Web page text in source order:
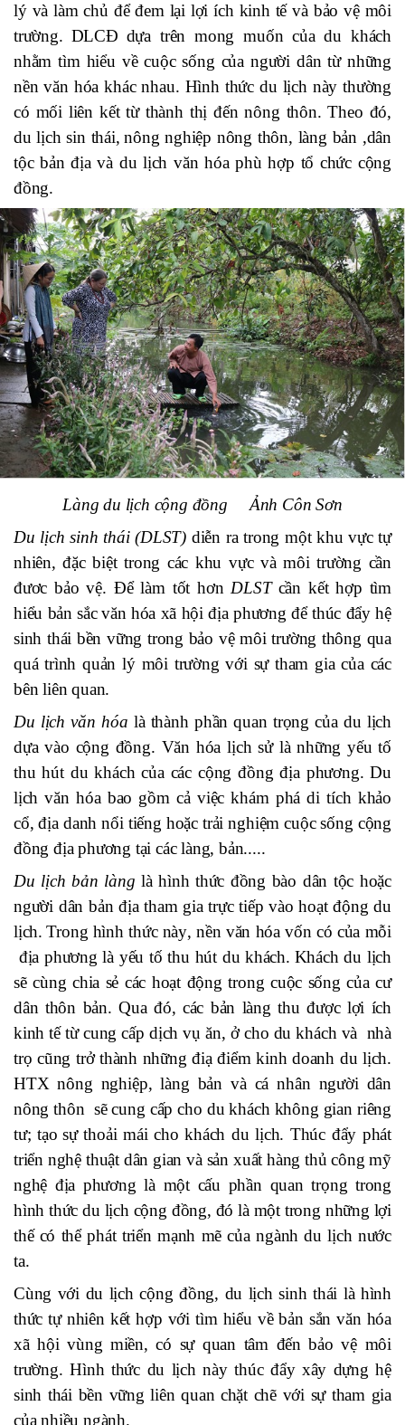
lý và làm chủ để đem lại lợi ích kinh tế và bảo vệ môi
trường. DLCĐ dựa trên mong muốn của du khách
nhằm tìm hiểu về cuộc sống của người dân từ những
nền văn hóa khác nhau. Hình thức du lịch này thường
có mối liên kết từ thành thị đến nông thôn.Theo đó,
du lịch sin thái, nông nghiệp nông thôn, làng bản ,dân
tộc bản địa và du lịch văn hóa phù hợp tổ chức cộng
đồng.
Làng du lịch cộng đồng Ảnh Côn Sơn
Du lịch sinh thái(DLST) diễn ra trong một khu vực tự
nhiên, đặc biệt trong các khu vực và môi trường cần
đươc bảo vệ. Để làm tốt hơnDLST cần kết hợp tìm
hiểu bản sắc văn hóa xã hội địa phương để thúc đẩy hệ
sinh thái bền vững trong bảo vệ môi trường thông qua
quá trình quản lý môi trường với sự tham giacủacác
bên liên quan.
Du lịch văn hóa là thành phần quan trọng của du lịch
dựa vào cộng đồng. Vănhóa lịch sử là những yếu tố
thu hút du khách củacác cộng đồng địa phương. Du
lịch văn hóa bao gồm cả việc khám phá di tích khảo
cổ, địa danh nổi tiếng hoặc trải nghiệm cuộc sống cộng
đồng địa phương tại các làng, bản.....
Du lịch bản làng là hình thức đồng bào dân tộc hoặc
người dân bản địa tham gia trực tiếp vào hoạt động du
lịch. Trong hình thức này, nền văn hóa vốncó của mỗi
địa phương là yếu tố thu hút du khách. Khách du lịch
sẽ cùng chia sẻ các hoạt động trong cuộc sống của cư
dân thôn bản. Qua đó, các bản làng thu được lợi ích
kinh tế từ cung cấp dịch vụ ăn, ở cho du kháchvà nhà
trọcũng trở thành những điạ điểm kinh doanh du lịch.
HTXnông nghiệp, làng bản và cá nhânngười dân
nông thôn sẽ cung cấp cho du khách không gian riêng
tư; tạo sựthoải máicho khách du lịch. Thúc đẩy phát
triển nghệ thuật dân gian và sản xuất hàng thủ công mỹ
nghệ địa phương là một cấu phần quan trọng trong
hình thức du lịch cộng đồng, đó là một trong những lợi
thế có thể phát triển mạnh mẽ của ngành du lịch nước
ta.
Cùng với du lịch cộng đồng, du lịch sinh thái là hình
thức tự nhiên kết hợp với tìm hiểu về bản sắn văn hóa
xã hội vùng miền, có sự quan tâm đến bảo vệ môi
trường. Hình thức du lịch này thúc đẩy xây dựng hệ
sinh thái bền vững liên quan chặt chẽ với sự tham gia
của nhiều ngành.